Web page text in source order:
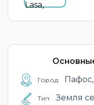
Город: Пафос,
Тип: Земля